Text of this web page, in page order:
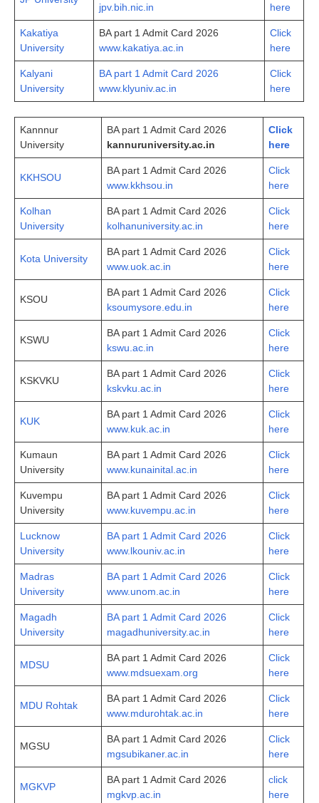
jpv.bih.nic.in
here
Kakatiya
University
BA part 1 Admit Card 2026
www.kakatiya.ac.in
Click
here
Kalyani
University
BA part 1 Admit Card 2026
www.klyuniv.ac.in
Click
here
Kannnur
University
BA part 1 Admit Card 2026
kannuruniversity.ac.in
Click
here
KKHSOU
BA part 1 Admit Card 2026
www.kkhsou.in
Click
here
Kolhan
University
BA part 1 Admit Card 2026
kolhanuniversity.ac.in
Click
here
Kota University
BA part 1 Admit Card 2026
www.uok.ac.in
Click
here
KSOU
BA part 1 Admit Card 2026
ksoumysore.edu.in
Click
here
KSWU
BA part 1 Admit Card 2026
kswu.ac.in
Click
here
KSKVKU
BA part 1 Admit Card 2026
kskvku.ac.in
Click
here
KUK
BA part 1 Admit Card 2026
www.kuk.ac.in
Click
here
Kumaun
University
BA part 1 Admit Card 2026
www.kunainital.ac.in
Click
here
Kuvempu
University
BA part 1 Admit Card 2026
www.kuvempu.ac.in
Click
here
Lucknow
University
BA part 1 Admit Card 2026
www.lkouniv.ac.in
Click
here
Madras
University
BA part 1 Admit Card 2026
www.unom.ac.in
Click
here
Magadh
University
BA part 1 Admit Card 2026
magadhuniversity.ac.in
Click
here
MDSU
BA part 1 Admit Card 2026
www.mdsuexam.org
Click
here
MDU Rohtak
BA part 1 Admit Card 2026
www.mdurohtak.ac.in
Click
here
MGSU
BA part 1 Admit Card 2026
mgsubikaner.ac.in
Click
here
MGKVP
BA part 1 Admit Card 2026
mgkvp.ac.in
click
here